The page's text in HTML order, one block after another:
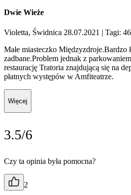
Dwie Wieże
Violetta, Świdnica 28.07.2021 | Tagi:
Małe miasteczko Międzyzdroje.Bardzo
zadbane.Problem jednak z
restaurację Tratoria znajdującą się na
płatnych występów w Amfiteatrze.
Więcej
3.5/6
Czy ta opinia była pomocna?
2